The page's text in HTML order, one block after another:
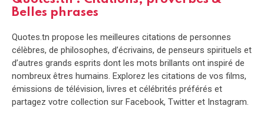
Belles phrases
Quotes.tn propose les meilleures citations de personnes
célèbres, de philosophes, d’écrivains, de penseurs spirituels et
d’autres grands esprits dont les mots brillants ont inspiré de
nombreux êtres humains. Explorez les citations de vos films,
émissions de télévision, livres et célébrités préférés et
partagez votre collection sur Facebook, Twitter et Instagram.